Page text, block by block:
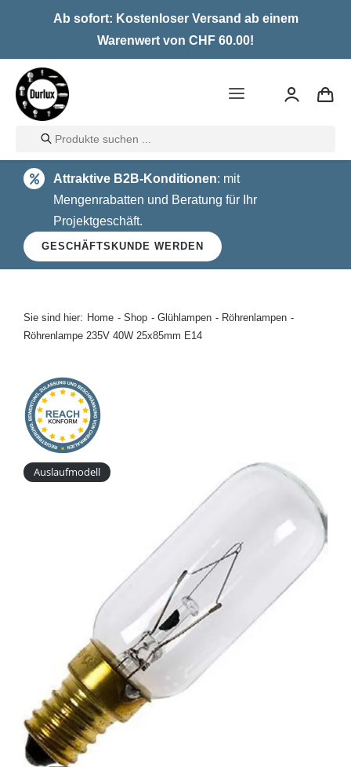
Ab sofort: Kostenloser Versand ab einem
Warenwert von CHF 60.00!
Toggle
Home
LED
Halogen
Glühlampen
Kontakt
Products
search
Attraktive B2B-Konditionen: mit
Mengenrabatten und Beratung für Ihr
Projektgeschäft.
GESCHÄFTSKUNDE WERDEN
Sie sind hier: Home Shop Glühlampen
Röhrenlampen
Röhrenlampe 235V 40W 25x85mm E14
Auslaufmodell